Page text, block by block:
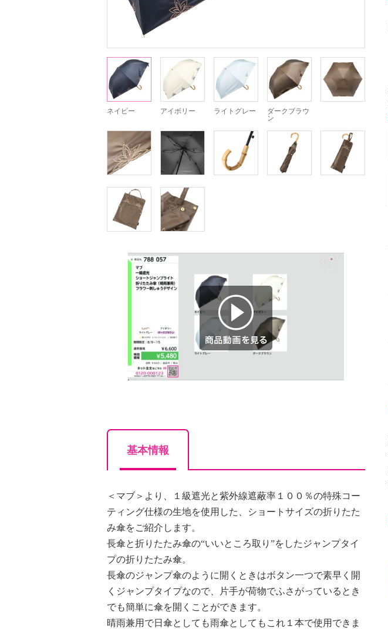
ネイビー アイボリー ライトグレー
ダークブラウ
ン
商品動画を見る
基本情報
＜マブ＞より、１級遮光と紫外線遮蔽率１００％の特殊コー
ティング仕様の生地を使用した、ショートサイズの折りたた
み傘をご紹介します。
長傘と折りたたみ傘の“いいところ取り”をしたジャンプタイ
プの折りたたみ傘。
長傘のジャンプ傘のように開くときはボタン一つで素早く開
くジャンプタイプなので、片手が荷物でふさがっているとき
でも簡単に傘を開くことができます。
晴雨兼用で日傘としても雨傘としてもこれ１本で使用できま